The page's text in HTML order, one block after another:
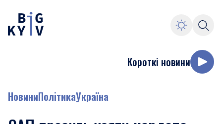
Короткі новини
НовиниПолітикаУкраїна